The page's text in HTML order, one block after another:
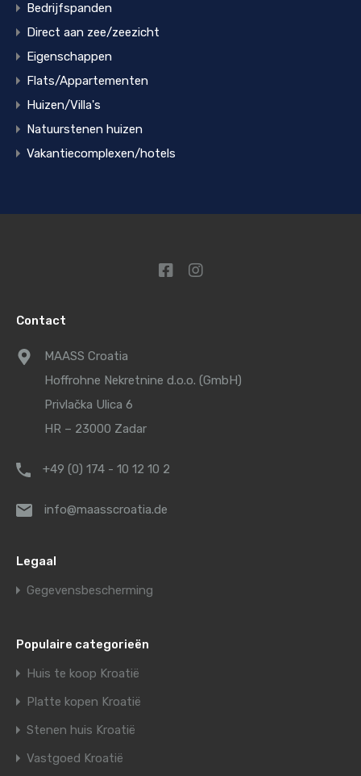
Bedrijfspanden
Direct aan zee/zeezicht
Eigenschappen
Flats/Appartementen
Huizen/Villa's
Natuurstenen huizen
Vakantiecomplexen/hotels
Contact
MAASS Croatia
Hoffrohne Nekretnine d.o.o. (GmbH)
Privlačka Ulica 6
HR – 23000 Zadar
+49 (0) 174 - 10 12 10 2
info@maasscroatia.de
Legaal
Gegevensbescherming
Populaire categorieën
Huis te koop Kroatië
Platte kopen Kroatië
Stenen huis Kroatië
Vastgoed Kroatië